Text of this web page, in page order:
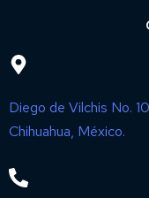
Diego de Vilchis No.
Chihuahua, México.